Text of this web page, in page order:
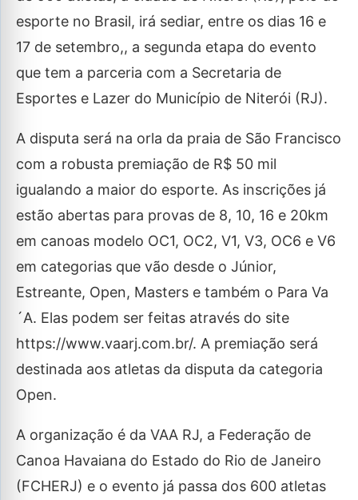
esporte no Brasil, irá sediar, entre os dias 16 e
17 de setembro,, a segunda etapa do evento
que tem a parceria com a Secretaria de
Esportes e Lazer do Município de Niterói (RJ).
A disputa será na orla da praia de São Francisco
com a robusta premiação de R$ 50 mil
igualando a maior do esporte. As inscrições já
estão abertas para provas de 8, 10, 16 e 20km
em canoas modelo OC1, OC2, V1, V3, OC6 e V6
em categorias que vão desde o Júnior,
Estreante, Open, Masters e também o Para Va
´A. Elas podem ser feitas através do site
https://www.vaarj.com.br/. A premiação será
destinada aos atletas da disputa da categoria
Open.
A organização é da VAA RJ, a Federação de
Canoa Havaiana do Estado do Rio de Janeiro
(FCHERJ) e o evento já passa dos 600 atletas